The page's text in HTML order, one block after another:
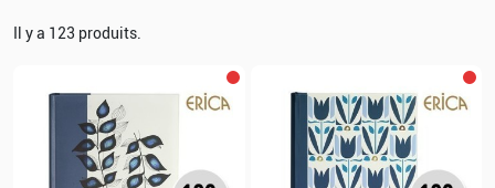
Il y a 123 produits.